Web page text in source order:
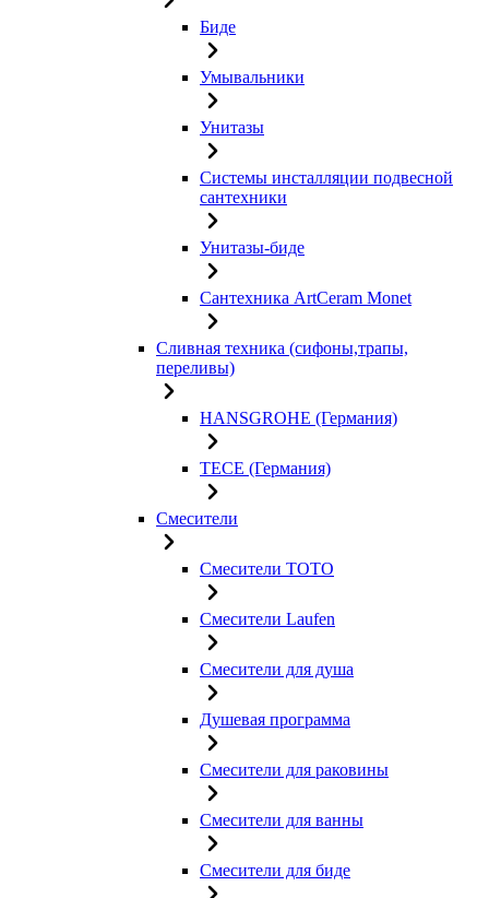
Биде
Умывальники
Унитазы
Системы инсталляции подвесной
сантехники
Унитазы-биде
Сантехника ArtCeram Monet
Сливная техника (сифоны,трапы,
переливы)
HANSGROHE (Германия)
TECE (Германия)
Смесители
Смесители TOTO
Смесители Laufen
Смесители для душа
Душевая программа
Смесители для раковины
Смесители для ванны
Смесители для биде